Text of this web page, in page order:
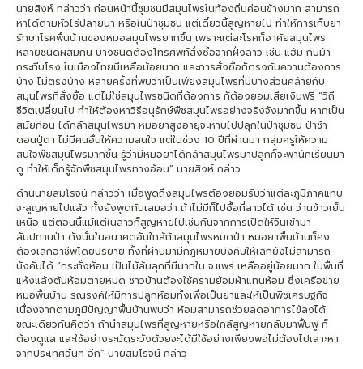
นายสิงห์ กล่าวว่า ก่อนหน้านี้ชุมชนมีสมุนไพรในท้องถิ่นค่อนข้างมาก สามารถ
หาได้ตามหัวไร่ปลายนา หรือในป่าชุมชน แต่เดี๋ยวนี้สูญหายไป ทำให้การเก็บยา
รักษาโรคพื้นบ้านของหมอสมุนไพรยากขึ้น เพราะแต่ละโรคก็อาศัยสมุนไพร
หลายชนิดผสมกัน บางชนิดต้องโทรศัพท์สั่งซื้อจากฝั่งลาว เช่น แฮ้ม กับม้า
กระทืบโรง ในเมืองไทยมีเหลือน้อยมาก และการสั่งซื้อก็ตรงกับความต้องการ
บ้าง ไม่ตรงบ้าง หลายครั้งที่พบว่าเป็นเพียงสมุนไพรที่มีบางส่วนคล้ายกับ
สมุนไพรที่สั่งซื้อ แต่ไม่ใช่สมุนไพรชนิดที่ต้องการ ก็ต้องยอมเสียเงินฟรี “วิถี
ชีวิตเปลี่ยนไป ทำให้ต้องหาวิธีอนุรักษ์พืชสมุนไพรอย่างจริงจังมากขึ้น หากเป็น
สมัยก่อน ได้กล้าสมุนไพรมา หมอยาสูงอายุจะหาบไปปลุกในป่าชุมชน ป่าช้า
ดอนปู่ตา ไม่มีคนอื่นให้ความสนใจ แต่ในช่วง 10 ปีที่ผ่านมา กลุ่มครูให้ความ
สนใจพืชสมุนไพรมากขึ้น รู้ว่ามีหมอยาได้กล้าสมุนไพรมาปลูกก็จะพานักเรียนมา
ดู ทำให้เด็กรู้จักพืชสมุนไพรทางอ้อม” นายสิงห์ กล่าว
ด้านนายสมโรจน์ กล่าวว่า เมื่อพูดถึงสมุนไพรต้องยอมรับว่าแต่ละภูมิภาคแทบ
จะสูญหายไปแล้ว ทั้งยังพูดกันเสมอว่า ถ้าไม่มีก็ไปซื้อที่ลาวได้ เช่น ว่านข้าวเย็น
เหนือ แต่ตอนนี้แม้แต่ในลาวก็สูญหายไปเช่นกันจากการเปิดให้จีนเข้ามา
สัมปทานป่า ดังนั้นในอนาคตอันใกล้ถ้าสมุนไพรหมดป่า หมอยาพื้นบ้านก็คง
ต้องเลิกอาชีพโดยปริยาย ทั้งที่ผ่านมามีกฎหมายบังคับให้เลิกยังไม่สามารถ
บังคับได้ “กระทั่งห้อม เป็นไม้ล้มลุกที่มีมากใน จ.แพร่ เหลืออยู่น้อยมาก ในพื้นที่
แห้งแล้งต้นห้อมตายหมด ชาวบ้านต้องใช้ครามย้อมผ้าแทนห้อม ซึ่งเครือข่าย
หมอพื้นบ้าน รณรงค์ให้มีการปลูกห้อมทั้งเพื่อเป็นยาและให้เป็นพืชเศรษฐกิจ
เนื่องจากตามภูมิปัญญาพื้นบ้านพบว่า ห้อมสามารถช่วยลดอาการไข้ลงได้
ขณะเดียวกันคิดว่า ถ้านำสมุนไพรที่สูญหายหรือใกล้สูญหายกลับมาฟื้นฟู ก็
ต้องดูแล และใช้อย่างระมัดระวังด้วยจะได้มีใช้อย่างเพียงพอไม่ต้องไปเสาะหา
จากประเทศอื่นๆ อีก” นายสมโรจน์ กล่าว